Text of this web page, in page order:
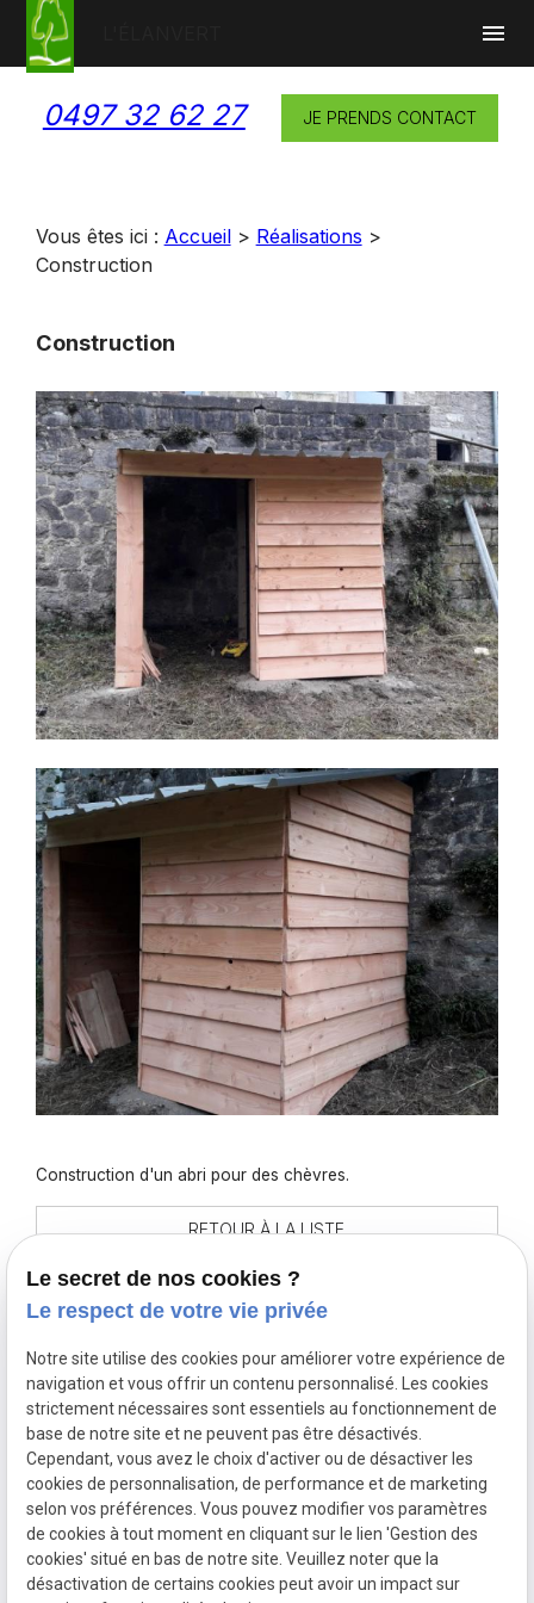
menu
0497 32 62 27 JE PRENDS CONTACT
Vous êtes ici : Accueil> Réalisations >
Construction
Construction
Construction d'un abri pour des chèvres.
RETOUR À LA LISTE
L'ÉLANVERT
Nous contacter
0497 32 62 27
Du lundi au
vendredi :
de 8h à 17h
Mentions légales
Politique de confidentialité
Plan du site
Panneau de gestion des cookies
Le secret de nos cookies ?
Le respect de votre vie privée
Notre site utilise des cookies pour améliorer votre expérience de
navigation et vous offrir un contenu personnalisé. Les cookies
strictement nécessaires sont essentiels au fonctionnement de
base de notre site et ne peuvent pas être désactivés.
Cependant, vous avez le choix d'activer ou de désactiver les
cookies de personnalisation, de performance et de marketing
selon vos préférences. Vous pouvez modifier vos paramètres
de cookies à tout moment en cliquant sur le lien 'Gestion des
cookies' situé en bas de notre site. Veuillez noter que la
désactivation de certains cookies peut avoir un impact sur